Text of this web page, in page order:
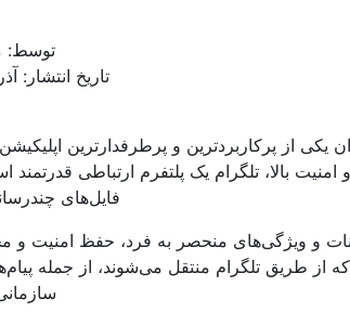
توسط:
تاریخ انتشار: آذر 21, 1402
یکی از پرکاربردترین و پرطرفدارترین
امنیت بالا، تلگرام یک پلتفرم ارتباطی
فایل‌های
و ویژگی‌های منحصر به فرد، حفظ امنیت و
از طریق تلگرام منتقل می‌شوند، از جمله